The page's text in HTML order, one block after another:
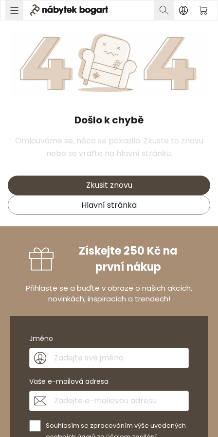
Došlo k chybě
Omlouváme se, něco se pokazilo. Zkuste to znovu
nebo se vraťte na hlavní stránku.
Zkusit znovu
Hlavní stránka
Získejte 250 Kč na
první nákup
Přihlaste se a buďte v obraze o našich akcích,
novinkách, inspiracích a trendech!
Jméno
Vaše e-mailová adresa
Souhlasím se zpracováním výše uvedených